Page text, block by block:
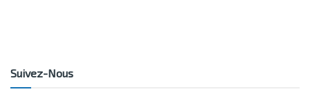
Suivez-Nous